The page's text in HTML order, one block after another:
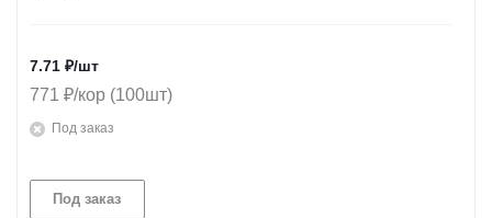
7.71 ₽/шт
771 ₽/кор (100шт)
Под заказ
Под заказ